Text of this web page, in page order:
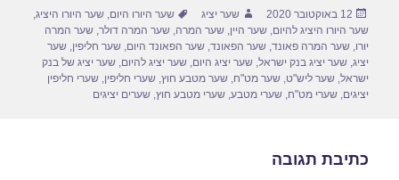
פורסם
בתאריך
12 באוקטובר 2020 מחבר
שער יציג תגיות
שער היורו היום,שער היורו היציג,
שער היורו היציג להיום,שער היין,שער המרה,שער המרה דולר,שער המרה
יורו,שער המרה פאונד,שער הפאונד,שער הפאונד היום,שער חליפין,שער
יציג,שער יציג בנק ישראל,שער יציג היום,שער יציג להיום,שער יציג של בנק
ישראל,שער ליש"ט,שער מט"ח,שער מטבע חוץ,שערי חליפין,שערי חליפין
יציגים,שערי מט"ח,שערי מטבע,שערי מטבע חוץ,שערים יציגים
כתיבת תגובה